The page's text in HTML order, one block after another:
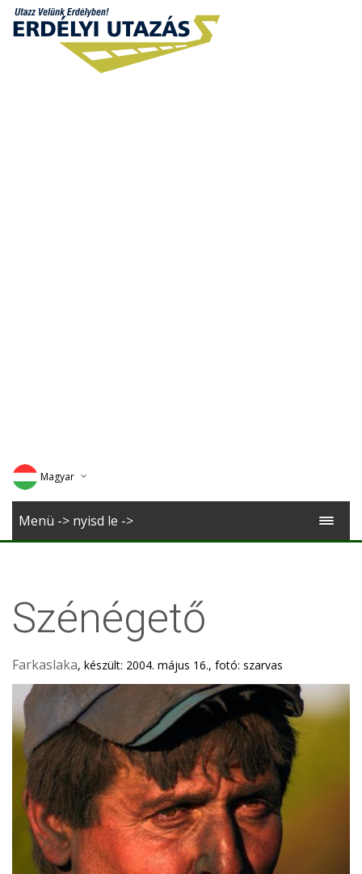
Magyar
Deutsch
Menü -> nyisd le ->
Szénégető
Farkaslaka, készült: 2004. május 16., fotó: szarvas